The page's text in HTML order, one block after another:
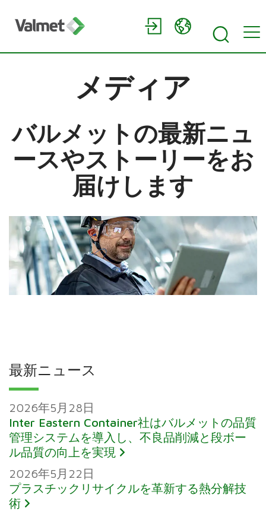
メディア
バルメットの最新ニュ
ースやストーリーをお
届けします
最新ニュース
2026年5月28日
Inter Eastern Container社はバルメットの品質
管理システムを導入し、不良品削減と段ボー
ル品質の向上を実現
2026年5月22日
プラスチックリサイクルを革新する熱分解技
術